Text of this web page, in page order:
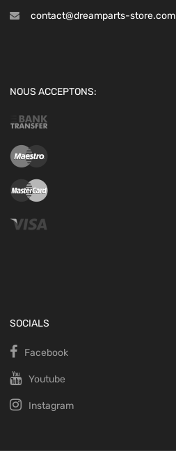
contact@dreamparts-store.com
NOUS ACCEPTONS:
SOCIALS
Facebook
Youtube
Instagram